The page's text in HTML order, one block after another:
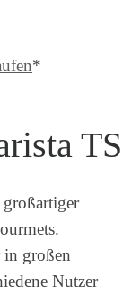
*
TS
in großen
Nutzer